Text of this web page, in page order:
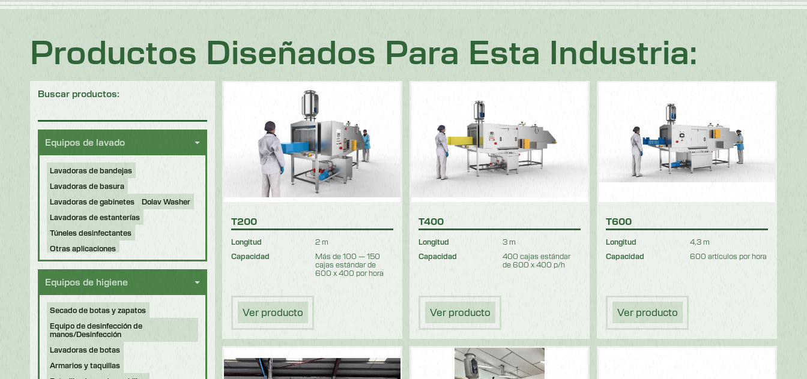
Productos Diseñados Para Esta Industria:
Buscar productos:
Equipos de lavado
Lavadoras de bandejas
Lavadoras de basura
Lavadoras de gabinetes
Dolav Washer
Lavadoras de estanterías
Túneles desinfectantes
Otras aplicaciones
Máquinas reacondicionadas
Equipos de higiene
Secado de botas y zapatos
Equipo de desinfección de
manos/Desinfección
Lavadoras de botas
Armarios y taquillas
T200
Longitud
2 m
Capacidad
Más de 100 — 150
cajas estándar de
600 x 400 por hora
Ver producto
T400
Longitud
3 m
Capacidad
400 cajas estándar
de 600 x 400 p/h
Ver producto
T600
Longitud
4,3 m
Capacidad
600 artículos por hora
Ver producto